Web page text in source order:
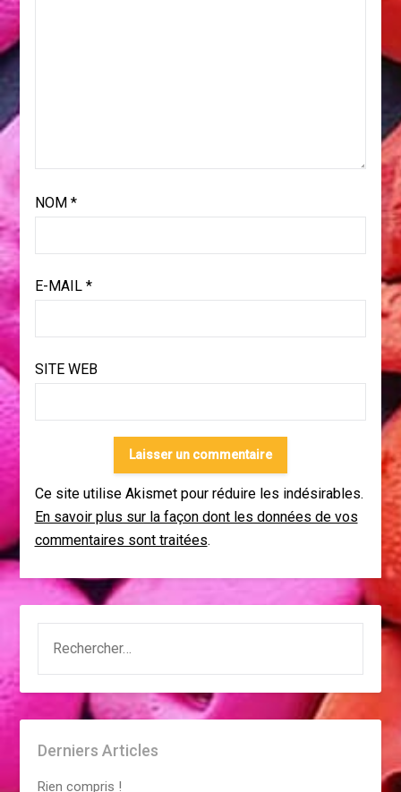
NOM *
E-MAIL *
SITE WEB
Ce site utilise Akismet pour réduire les indésirables.
En savoir plus sur la façon dont les données de vos
commentaires sont traitées.
Derniers Articles
Rien compris !